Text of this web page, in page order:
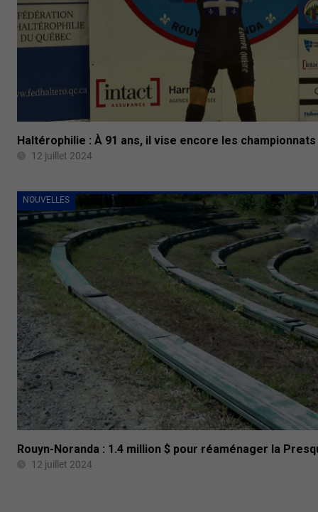
Haltérophilie : À 91 ans, il vise encore les
12 juillet 2024
NOUVELLES
Rouyn-Noranda : 1.4 million $ pour réaménager la
12 juillet 2024